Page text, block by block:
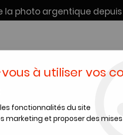
la photo argentique depuis
INSTANTANÉS
LIQUIDE)
à utiliser vos
fonctionnalités du site
marketing et proposer des mises